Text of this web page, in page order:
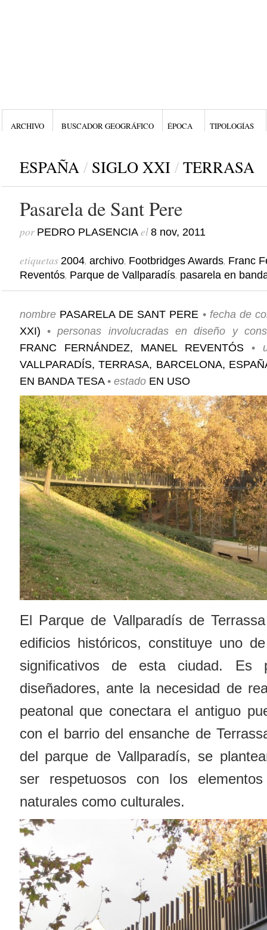
ARCHIVO BUSCADOR GEOGRÁFICO ÉPOCA TIPOLOGÍAS
ESPAÑA / SIGLO XXI / TERRASA
Pasarela de Sant Pere
por PEDRO PLASENCIAel 8 nov, 2011
etiquetas 2004, archivo, Footbridges Awards, Franc
Reventós, Parque de Vallparadís, pasarela en
nombre PASARELA DE SANT PERE • fecha de
XXI) •personas involucradasen diseño y
FRANC FERNÁNDEZ, MANEL REVENTÓS•
VALLPARADÍS, TERRASA, BARCELONA,
EN BANDA TESA • estado EN USO
El Parque de Vallparadís de
edificios históricos, constituye uno
significativos de esta ciudad.
diseñadores, ante la necesidad de
peatonal que conectara el antiguo
con el barrio del ensanche de
del parque de Vallparadís, se
ser respetuosos con los
naturales como culturales.